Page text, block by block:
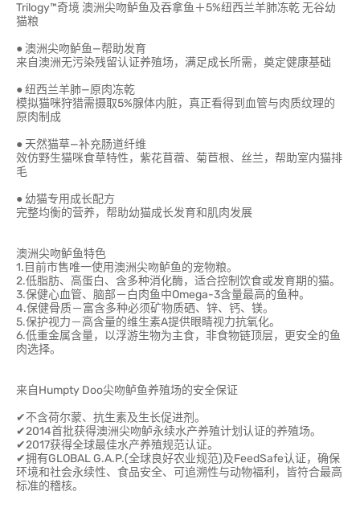
Trilogy™奇境 澳洲尖吻鲈鱼及吞拿鱼＋5%纽西兰羊肺冻乾 无谷幼
猫粮
● 澳洲尖吻鲈鱼—帮助发育
来自澳洲无污染残留认证养殖场，满足成长所需，奠定健康基础
● 纽西兰羊肺—原肉冻乾
模拟猫咪狩猎需摄取5%腺体内脏，真正看得到血管与肉质纹理的
原肉制成
● 天然猫草—补充肠道纤维
效仿野生猫咪食草特性，紫花苜蓿、菊苣根、丝兰，帮助室内猫排
毛
● 幼猫专用成长配方
完整均衡的营养，帮助幼猫成长发育和肌肉发展
澳洲尖吻鲈鱼特色
1.目前市售唯一使用澳洲尖吻鲈鱼的宠物粮。
2.低脂肪、高蛋白、含多种消化酶，适合控制饮食或发育期的猫。
3.保健心血管、脑部－白肉鱼中Omega-3含量最高的鱼种。
4.保健骨质－富含多种必须矿物质硒、锌、钙、镁。
5.保护视力－高含量的维生素A提供眼睛视力抗氧化。
6.低重金属含量，以浮游生物为主食，非食物链顶层，更安全的鱼
肉选择。
来自Humpty Doo尖吻鲈鱼养殖场的安全保证
✔不含荷尔蒙、抗生素及生长促进剂。
✔2014首批获得澳洲尖吻鲈永续水产养殖计划认证的养殖场。
✔2017获得全球最佳水产养殖规范认证。
✔拥有GLOBAL G.A.P.(全球良好农业规范)及FeedSafe认证，确保
环境和社会永续性、食品安全、可追溯性与动物福利，皆符合最高
标准的稽核。